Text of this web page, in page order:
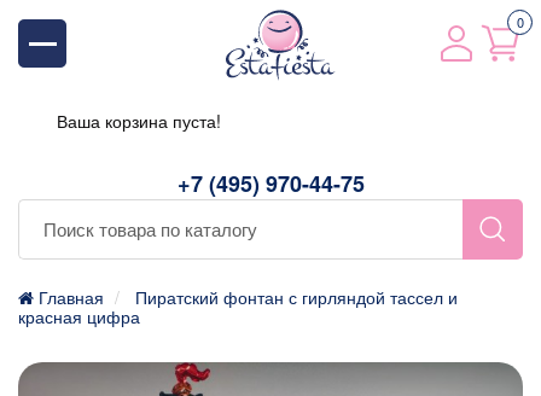
+7 (495) 970-44-75
0
Ваша корзина пуста!
Главная
Пиратский фонтан с гирляндой тассел и
красная цифра